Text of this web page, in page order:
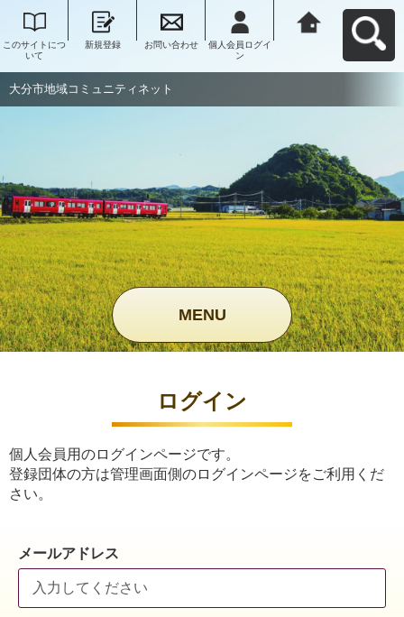
このサイトにつ
いて
新規登録 お問い合わせ
個人会員ログイ
ン
大分市地域コミュニティネット
MENU
ログイン
個人会員用のログインページです。
登録団体の方は管理画面側のログインページをご利用くだ
さい。
メールアドレス